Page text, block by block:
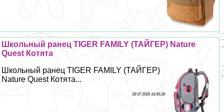
Школьный ранец TIGER FAMILY (ТАЙГЕР) Nature
Quest Котята
Школьный ранец TIGER FAMILY (ТАЙГЕР)
Nature Quest Котята...
28 07 2026 16:45:28